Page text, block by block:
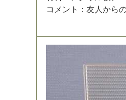
コ メ ン ト ： 友 人 から